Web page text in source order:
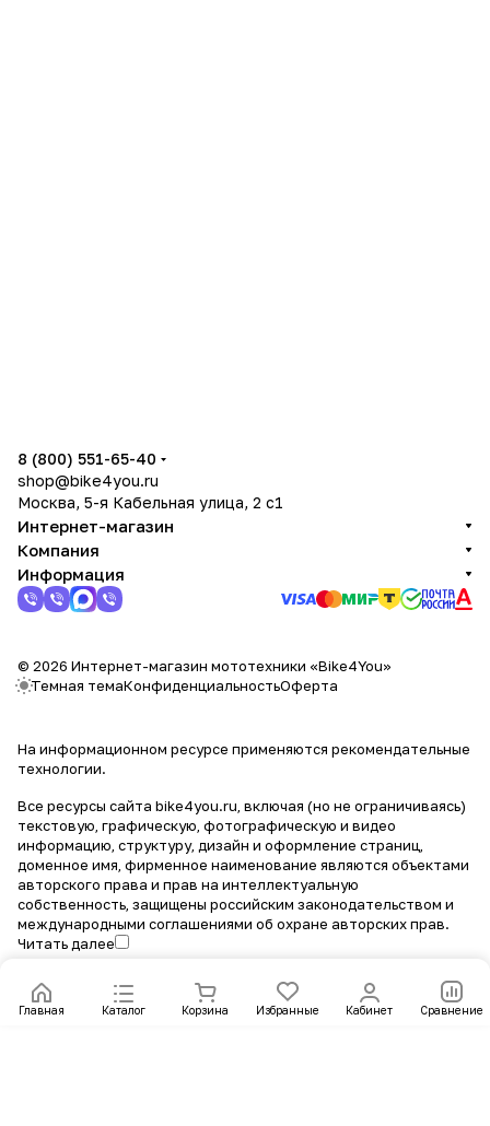
Главная Каталог Корзина Избранные Кабинет Сравнение
8 (800) 551-65-40
shop@bike4you.ru
Москва, 5-я Кабельная улица, 2 с1
Интернет-магазин
Компания
Информация
© 2026 Интернет-магазин мототехники «Bike4You»
Темная темаКонфиденциальностьОферта
На информационном ресурсе применяются рекомендательные
технологии.
Все ресурсы сайта bike4you.ru, включая (но не ограничиваясь)
текстовую, графическую, фотографическую и видео
информацию, структуру, дизайн и оформление страниц,
доменное имя, фирменное наименование являются объектами
авторского права и прав на интеллектуальную
собственность, защищены российским законодательством и
международными соглашениями об охране авторских прав.
Читать далее